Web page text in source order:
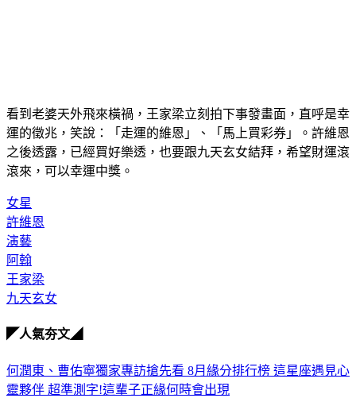
看到老婆天外飛來橫禍，王家梁立刻拍下事發畫面，直呼是幸
運的徵兆，笑說：「走運的維恩」、「馬上買彩券」。許維恩
之後透露，已經買好樂透，也要跟九天玄女結拜，希望財運滾
滾來，可以幸運中獎。
女星
許維恩
演藝
阿翰
王家梁
九天玄女
◤人氣夯文◢
何潤東、曹佑寧獨家專訪搶先看 8月緣分排行榜 這星座遇見心
靈夥伴 超準測字!這輩子正緣何時會出現